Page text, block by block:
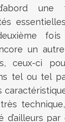
une
un
ceux-ci
tel ou tel
d’ailleurs